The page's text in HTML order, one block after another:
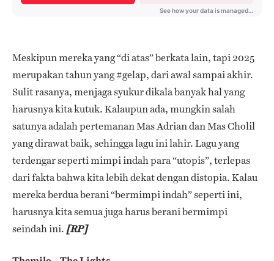
Meskipun mereka yang “di atas” berkata lain, tapi 2025
merupakan tahun yang #gelap, dari awal sampai akhir.
Sulit rasanya, menjaga syukur dikala banyak hal yang
harusnya kita kutuk. Kalaupun ada, mungkin salah
satunya adalah pertemanan Mas Adrian dan Mas Cholil
yang dirawat baik, sehingga lagu ini lahir.Lagu yang
terdengar seperti mimpi indah para “utopis”, terlepas
dari fakta bahwa kita lebih dekat dengan distopia. Kalau
mereka berdua berani “bermimpi indah” seperti ini,
harusnya kita semua juga harus berani bermimpi
seindah ini. [RP]